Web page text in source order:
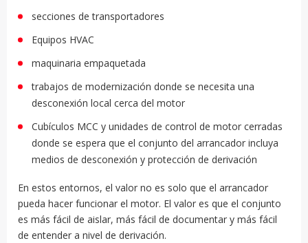
secciones de transportadores
Equipos HVAC
maquinaria empaquetada
trabajos de modernización donde se necesita una
desconexión local cerca del motor
Cubículos MCC y unidades de control de motor cerradas
donde se espera que el conjunto del arrancador incluya
medios de desconexión y protección de derivación
En estos entornos, el valor no es solo que el arrancador
pueda hacer funcionar el motor. El valor es que el conjunto
es más fácil de aislar, más fácil de documentar y más fácil
de entender a nivel de derivación.